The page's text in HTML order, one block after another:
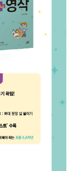
URL 복사